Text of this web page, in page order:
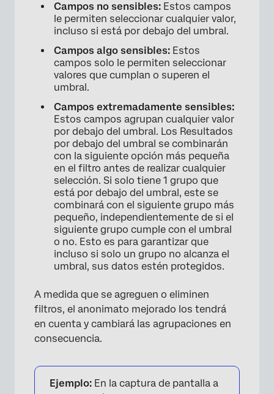
Campos no sensibles: Estos campos
le permiten seleccionar cualquier valor,
incluso si está por debajo del umbral.
Campos algo sensibles: Estos
campos solo le permiten seleccionar
valores que cumplan o superen el
umbral.
Campos extremadamente sensibles:
Estos campos agrupan cualquier valor
por debajo del umbral. Los Resultados
por debajo del umbral se combinarán
con la siguiente opción más pequeña
en el filtro antes de realizar cualquier
selección. Si solo tiene 1 grupo que
está por debajo del umbral, este se
combinará con el siguiente grupo más
pequeño, independientemente de si el
siguiente grupo cumple con el umbral
o no. Esto es para garantizar que
incluso si solo un grupo no alcanza el
umbral, sus datos estén protegidos.
A medida que se agreguen o eliminen
filtros, el anonimato mejorado los tendrá
en cuenta y cambiará las agrupaciones en
consecuencia.
Ejemplo: En la captura de pantalla a